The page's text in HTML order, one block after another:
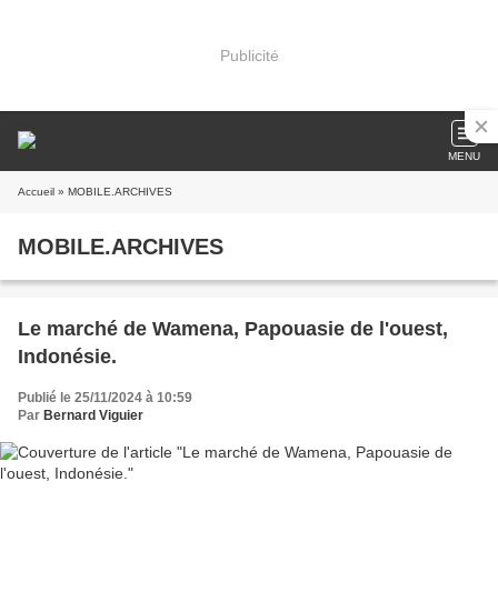
Publicité
MENU
Accueil » MOBILE.ARCHIVES
MOBILE.ARCHIVES
Le marché de Wamena, Papouasie de l'ouest,
Indonésie.
Publié le 25/11/2024 à 10:59
Par Bernard Viguier